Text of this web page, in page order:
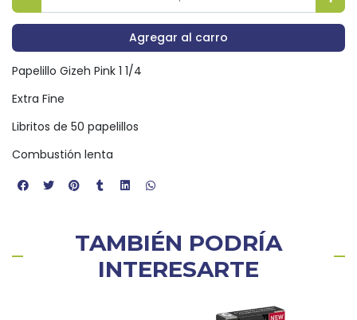
Agregar al carro
Papelillo Gizeh Pink 1 1/4
Extra Fine
Libritos de 50 papelillos
Combustión lenta
TAMBIÉN PODRÍA
INTERESARTE